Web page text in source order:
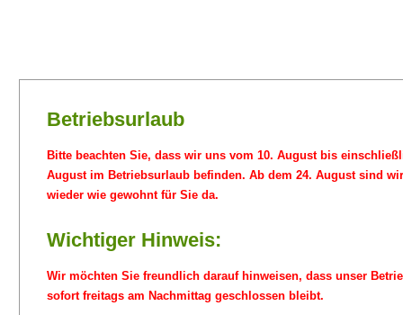
Betriebsurlaub
Bitte beachten Sie, dass wir uns vom 10. August bis
August im Betriebsurlaub befinden. Ab dem 24. August sind wir
wieder wie gewohnt für Sie da.
Wichtiger Hinweis:
Wir möchten Sie freundlich darauf hinweisen, dass unser
sofort freitags am Nachmittag geschlossen bleibt.